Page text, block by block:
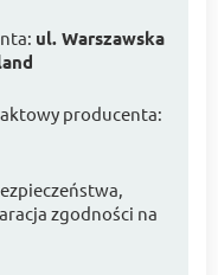
ul. Warszawska
producenta:
zgodności na